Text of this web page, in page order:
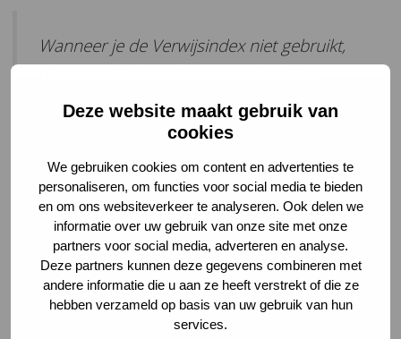
Deze website maakt gebruik van
cookies
We gebruiken cookies om content en advertenties te
personaliseren, om functies voor social media te bieden
en om ons websiteverkeer te analyseren. Ook delen we
informatie over uw gebruik van onze site met onze
partners voor social media, adverteren en analyse.
Deze partners kunnen deze gegevens combineren met
andere informatie die u aan ze heeft verstrekt of die ze
hebben verzameld op basis van uw gebruik van hun
services.
Wanneer je de Verwijsindex niet gebruikt,
dan mis je een deel van de informatie.
Verwijsindex voor volwassenen
“Het liefst zou ik de Verwijsindex ook gebruiken voor volwassenen, dus
van 0-100 jaar! Dat vind ik nu een tekortkoming. De grenzen tussen de
hulp voor 0-23 jaar (jeugdigen) en volwassenen zijn aan het vervagen.
De opdracht die sociale wijkteams, Centra voor Jeugd en Gezin,
buurtcoaches, maar ook Veilig Thuis krijgen, vraagt om een
systematische aanpak. Dat betekent dat je een gezin vanuit verschillende
perspectieven aanvliegt. Wanneer je deze perspectieven van
bijvoorbeeld Moviera, Jeugdhulp en Veilig Thuis bij elkaar kunt brengen,
dan biedt dat meerwaarde. Ineens blijkt dat het niet alleen gaat over het
kind, maar ook over moeder en vader.”